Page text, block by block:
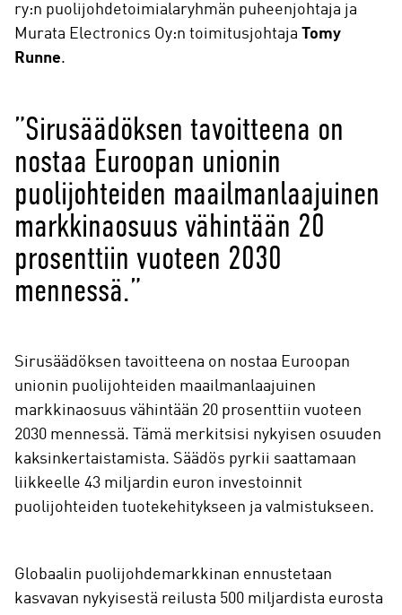
ry:n puolijohdetoimialaryhmän puheenjohtaja ja
Murata Electronics Oy:n toimitusjohtaja Tomy
Runne.
”Sirusäädöksen tavoitteena on
nostaa Euroopan unionin
puolijohteiden maailmanlaajuinen
markkinaosuus vähintään 20
prosenttiin vuoteen 2030
mennessä.”
Sirusäädöksen tavoitteena on nostaa Euroopan
unionin puolijohteiden maailmanlaajuinen
markkinaosuus vähintään 20 prosenttiin vuoteen
2030 mennessä. Tämä merkitsisi nykyisen osuuden
kaksinkertaistamista. Säädös pyrkii saattamaan
liikkeelle 43 miljardin euron investoinnit
puolijohteiden tuotekehitykseen ja valmistukseen.
Globaalin puolijohdemarkkinan ennustetaan
kasvavan nykyisestä reilusta 500 miljardista eurosta